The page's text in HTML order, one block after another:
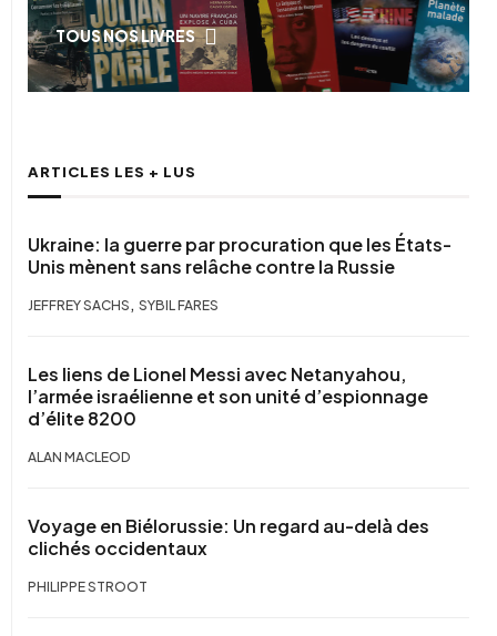
TOUS NOS LIVRES
ARTICLES LES + LUS
Ukraine: la guerre par procuration que les États-
Unis mènent sans relâche contre la Russie
JEFFREY SACHS , SYBIL FARES
Les liens de Lionel Messi avec Netanyahou,
l’armée israélienne et son unité d’espionnage
d’élite 8200
ALAN MACLEOD
Voyage en Biélorussie: Un regard au-delà des
clichés occidentaux
PHILIPPE STROOT